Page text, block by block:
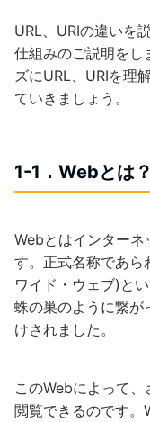
URL、URIの違いを
仕組みのご説明をし
ズにURL、URIを理
ていきましょう。
1-1．Webとは？
Webとはインター
す。正式名称であら
ワイド・ウェブ)と
蛛の巣のように繋が
けされました。
このWebによって
閲覧できるのです